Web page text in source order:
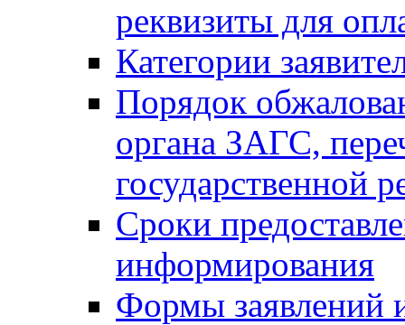
реквизиты для
Категории
Порядок
органа ЗАГС,
государственной
Сроки
информирования
Формы заявлений